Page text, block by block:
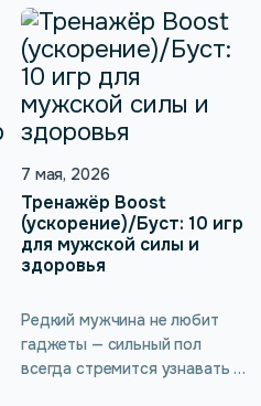
Врач-гинеколог подробнее
расскажет о женской
сексуальности, а также о
тренажёре kGoal Boost
(ускорение)/Буст, который
помогает выполнять
упражнения Кегеля без
введения вагинального
зонда.
7 мая, 2026
Тренажёр Boost
(ускорение)/Буст: 10 игр
для мужской силы и
здоровья
Редкий мужчина не любит
гаджеты — сильный пол
всегда стремится узнавать и